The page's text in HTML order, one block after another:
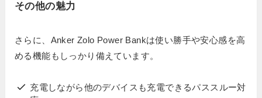
その他の魅力
さらに、Anker Zolo Power Bankは使い勝手や安心感を高
める機能もしっかり備えています。
充電しながら他のデバイスも充電できるパススルー対